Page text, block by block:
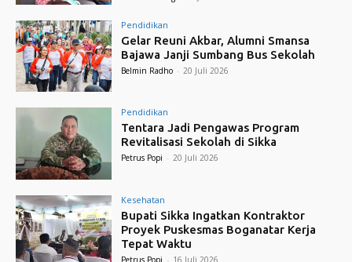
Pendidikan
Gelar Reuni Akbar, Alumni Smansa
Bajawa Janji Sumbang Bus Sekolah
Belmin Radho - 20 Juli 2026
Pendidikan
Tentara Jadi Pengawas Program
Revitalisasi Sekolah di Sikka
Petrus Popi - 20 Juli 2026
Kesehatan
Bupati Sikka Ingatkan Kontraktor
Proyek Puskesmas Boganatar Kerja
Tepat Waktu
Petrus Popi - 16 Juli 2026